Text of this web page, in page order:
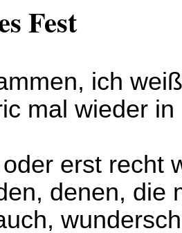
Fest
ich
mal wieder
erst recht
denen, die